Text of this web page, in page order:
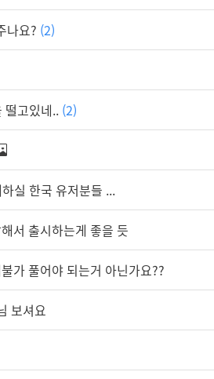
나요? (2)
떨고있네.. (2)
실 한국 유저분들 ...
서 출시하는게 좋을 듯
가 풀어야 되는거 아닌가요??
보셔요